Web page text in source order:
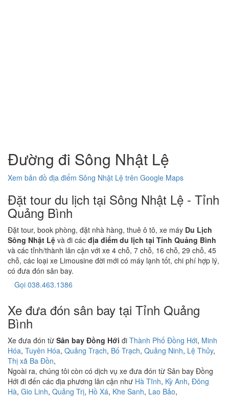
Đường đi Sông Nhật Lệ
Xem bản đồ địa điểm Sông Nhật Lệ trên Google Maps
Đặt tour du lịch tại Sông Nhật Lệ - Tỉnh
Quảng Bình
Đặt tour, book phòng, đặt nhà hàng, thuê ô tô, xe máy Du Lịch
Sông Nhật Lệ và đi các địa điểm du lịch tại Tỉnh Quảng Bình
và các tỉnh/thành lân cận với xe 4 chỗ, 7 chỗ, 16 chỗ, 29 chỗ, 45
chỗ, các loại xe Limousine đời mới có máy lạnh tốt, chi phí hợp lý,
có đưa đón sân bay.
Gọi 038.463.1386
Xe đưa đón sân bay tại Tỉnh Quảng
Bình
Xe đưa đón từ Sân bay Đồng Hới đi Thành Phố Đồng Hới, Minh
Hóa, Tuyên Hóa, Quảng Trạch, Bố Trạch, Quảng Ninh, Lệ Thủy,
Thị xã Ba Đồn,
Ngoài ra, chúng tôi còn có dịch vụ xe đưa đón từ Sân bay Đồng
Hới đi đến các địa phương lân cận như Hà Tĩnh, Kỳ Anh, Đông
Hà, Gio Linh, Quảng Trị, Hồ Xá, Khe Sanh, Lao Bảo,